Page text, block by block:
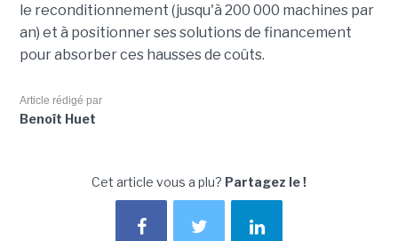
le reconditionnement (jusqu'à 200 000 machines par
an) et à positionner ses solutions de financement
pour absorber ces hausses de coûts.
Article rédigé par
Benoît Huet
Cet article vous a plu? Partagez le !